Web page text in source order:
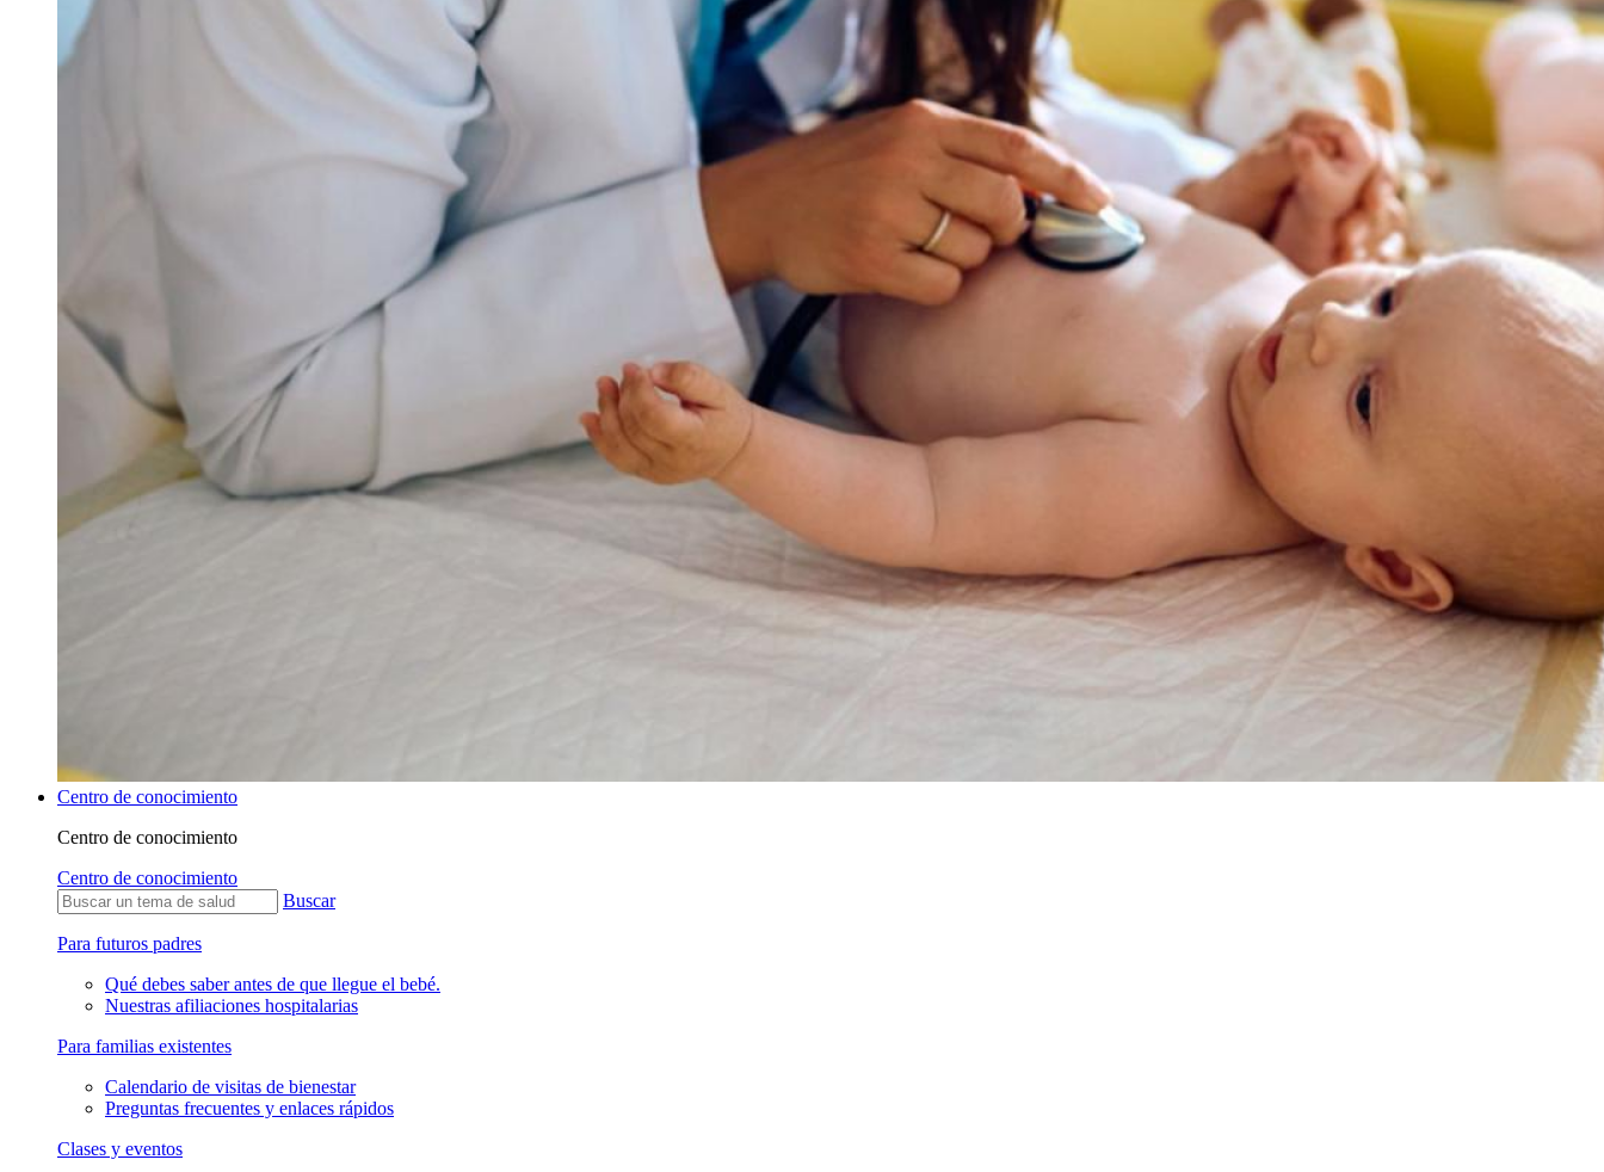
Centro de conocimiento
Centro de conocimiento
Centro de conocimiento
Buscar
Para futuros padres
Qué debes saber antes de que llegue el bebé.
Nuestras afiliaciones hospitalarias
Para familias existentes
Calendario de visitas de bienestar
Preguntas frecuentes y enlaces rápidos
Clases y eventos